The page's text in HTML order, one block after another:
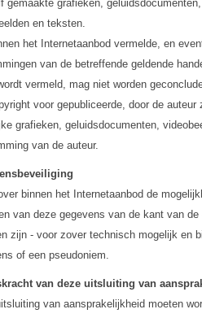
gemaakte grafieken,
en teksten.
het Internetaanbod vermelde, en
van de betreffende geldende
vermeld, mag niet worden
voor gepubliceerde, door de
grafieken, geluidsdocumenten,
van de auteur.
binnen het Internetaanbod de
van deze gegevens van de kant van
zijn - voor zover technisch mogelijk en
of een pseudoniem.
van deze uitsluiting van
van aansprakelijkheid moeten